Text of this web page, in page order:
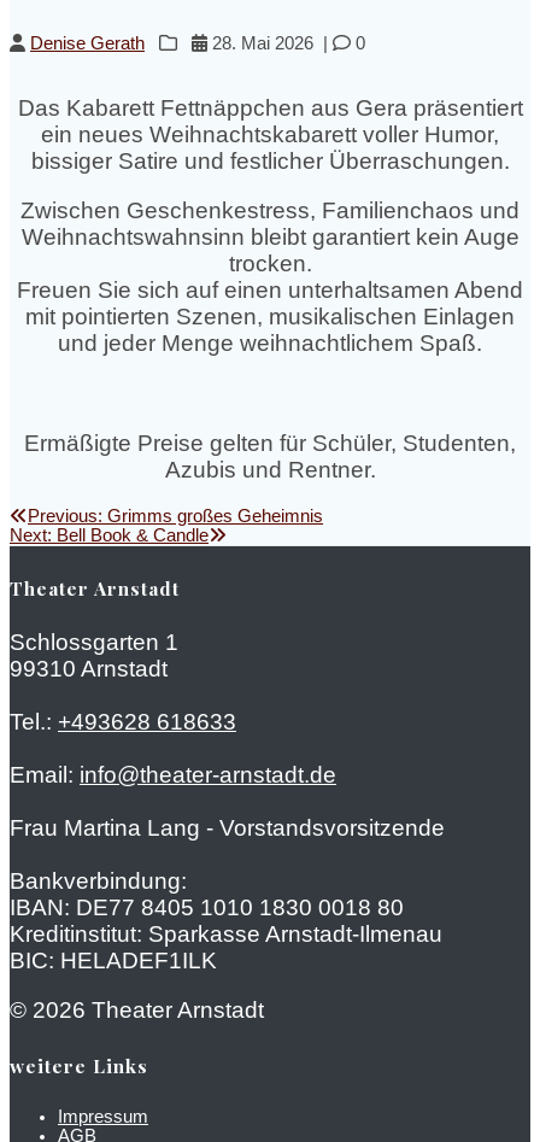
Denise Gerath 28. Mai 2026 0
Das Kabarett Fettnäppchen aus Gera präsentiert
ein neues Weihnachtskabarett voller Humor,
bissiger Satire und festlicher Überraschungen.
Zwischen Geschenkestress, Familienchaos und
Weihnachtswahnsinn bleibt garantiert kein Auge
trocken.
Freuen Sie sich auf einen unterhaltsamen Abend
mit pointierten Szenen, musikalischen Einlagen
und jeder Menge weihnachtlichem Spaß.
Ermäßigte Preise gelten für Schüler, Studenten,
Azubis und Rentner.
Beitragsnavigation
Previous: Previous
post:
Grimms großes Geheimnis
Next: Next
Bell Book & Candle
Theater Arnstadt
Schlossgarten 1
99310 Arnstadt
Tel.: +493628 618633
Email: info@theater-arnstadt.de
Frau Martina Lang - Vorstandsvorsitzende
Bankverbindung:
IBAN: DE77 8405 1010 1830 0018 80
Kreditinstitut: Sparkasse Arnstadt-Ilmenau
BIC: HELADEF1ILK
© 2026 Theater Arnstadt
weitere Links
Impressum
AGB